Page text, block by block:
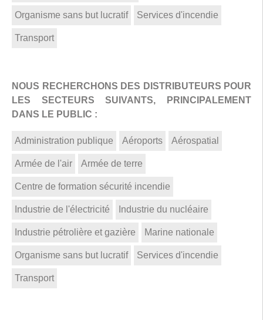
Organisme sans but lucratif Services d'incendie
Transport
NOUS RECHERCHONS DES DISTRIBUTEURS POUR
LES SECTEURS SUIVANTS, PRINCIPALEMENT
DANS LE PUBLIC :
Administration publique Aéroports Aérospatial
Armée de l'air Armée de terre
Centre de formation sécurité incendie
Industrie de l'électricité Industrie du nucléaire
Industrie pétrolière et gazière Marine nationale
Organisme sans but lucratif Services d'incendie
Transport